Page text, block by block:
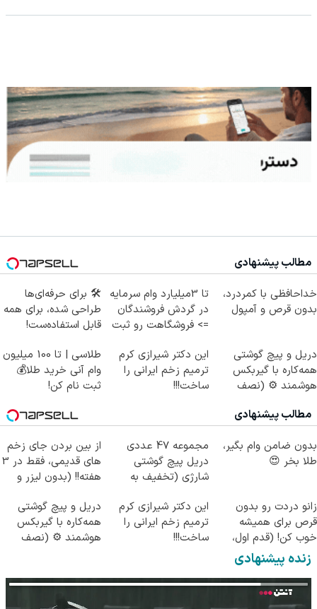
مطالب پیشنهادی
خداحافظی با کمردرد،
بدون قرص و آمپول
تا 3میلیارد وام سرمایه
در گردش فروشندگان
=> فروشگاهت رو ثبت
🛠️ برای حرفه‌ای‌ها
طراحی شده، برای همه
قابل استفاده‌ست!
دریل و پیچ گوشتی
همه‌کاره با گیربکس
هوشمند ⚙️ (نصف
این دکتر شیرازی کرم
ترمیم زخم ایرانی را
ساخت!!!
طلاسی | تا 100 میلیون
وام آنی خرید طلا💰
ثبت نام کن!
مطالب پیشنهادی
بدون ضامن وام بگیر،
طلا بخر 😍
مجموعه 47 عددی
دریل پیچ گوشتی
شارژی (تخفیف به
از بین بردن جای زخم
های قدیمی، فقط در 3
هفته!! (بدون لیزر و
زانو دردت رو بدون
قرص برای همیشه
خوب کن! (قدم اول،
پرسش‌نامه)
این دکتر شیرازی کرم
ترمیم زخم ایرانی را
ساخت!!!
دریل و پیچ گوشتی
همه‌کاره با گیربکس
هوشمند ⚙️ (نصف
زنده پیشنهادی